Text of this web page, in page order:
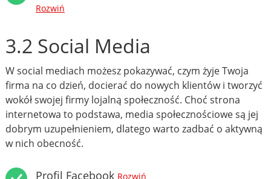
Rozwiń
3.2 Social Media
W social mediach możesz pokazywać, czym żyje Twoja
firma na co dzień, docierać do nowych klientów i tworzyć
wokół swojej firmy lojalną społeczność. Choć strona
internetowa to podstawa, media społecznościowe są jej
dobrym uzupełnieniem, dlatego warto zadbać o aktywną
w nich obecność.
Profil Facebook